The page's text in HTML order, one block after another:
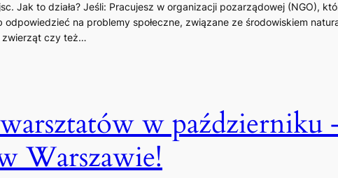
Jak to działa? Jeśli: Pracujesz w organizacji pozarządowej (NGO),
odpowiedzieć na problemy społeczne, związane ze środowiskiem
zwierząt czy też…
w
Warszawie!